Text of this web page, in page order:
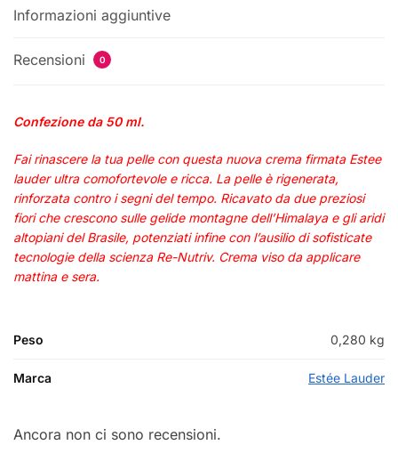
Informazioni aggiuntive
Recensioni 0
Confezione da 50 ml.
Fai rinascere la tua pelle con questa nuova crema firmata Estee
lauder ultra comofortevole e ricca. La pelle è rigenerata,
rinforzata contro i segni del tempo. Ricavato da due preziosi
fiori che crescono sulle gelide montagne dell’Himalaya e gli aridi
altopiani del Brasile, potenziati infine con l’ausilio di sofisticate
tecnologie della scienza Re-Nutriv. Crema viso da applicare
mattina e sera.
Peso 0,280 kg
Marca Estée Lauder
Ancora non ci sono recensioni.